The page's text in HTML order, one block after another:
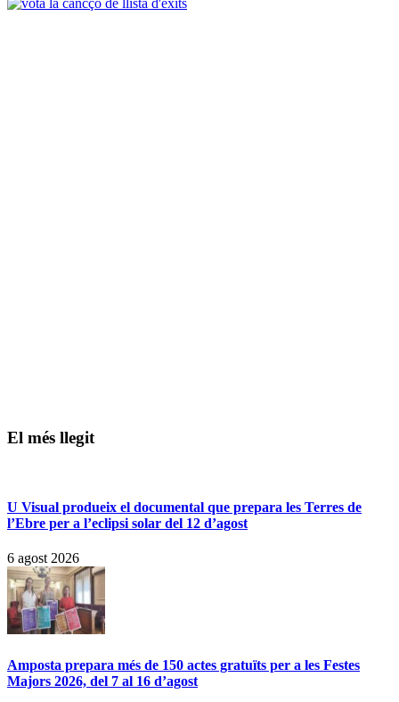
El més llegit
U Visual produeix el documental que prepara les Terres de
l’Ebre per a l’eclipsi solar del 12 d’agost
6 agost 2026
Amposta prepara més de 150 actes gratuïts per a les Festes
Majors 2026, del 7 al 16 d’agost